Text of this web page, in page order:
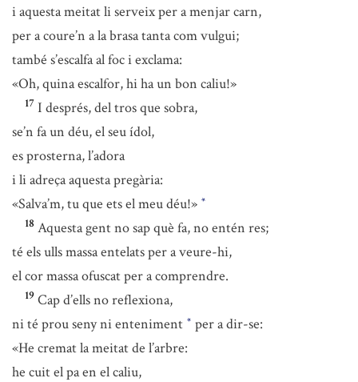
i aquesta meitat li serveix per a menjar carn,
per a coure’n a la brasa tanta com vulgui;
també s’escalfa al foc i exclama:
«Oh, quina escalfor, hi ha un bon caliu!»
17 I després, del tros que sobra,
se’n fa un déu, el seu ídol,
es prosterna, l’adora
i li adreça aquesta pregària:
«Salva’m, tu que ets el meu déu!» *
18 Aquesta gent no sap què fa, no entén res;
té els ulls massa entelats per a veure-hi,
el cor massa ofuscat per a comprendre.
19 Cap d’ells no reflexiona,
ni té prou seny ni enteniment * per a dir-se:
«He cremat la meitat de l’arbre:
he cuit el pa en el caliu,